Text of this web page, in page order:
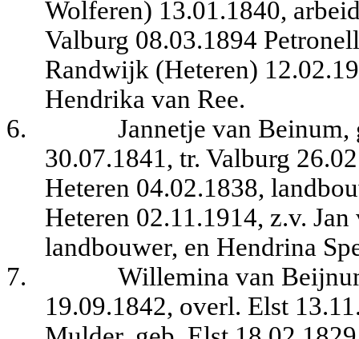
Wolferen) 13.01.1840,
Valburg 08.03.1894
Randwijk (Heteren)
Hendrika van Ree.
6.
Jannetje van
30.07.1841, tr. Valburg
Heteren 04.02.1838,
Heteren 02.11.1914, z.v.
landbouwer, en Hendrina
7.
Willemina van
19.09.1842, overl. Elst